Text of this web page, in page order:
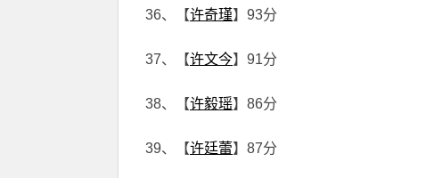
36、【许奇瑾】93分
37、【许文今】91分
38、【许毅瑶】86分
39、【许廷蕾】87分